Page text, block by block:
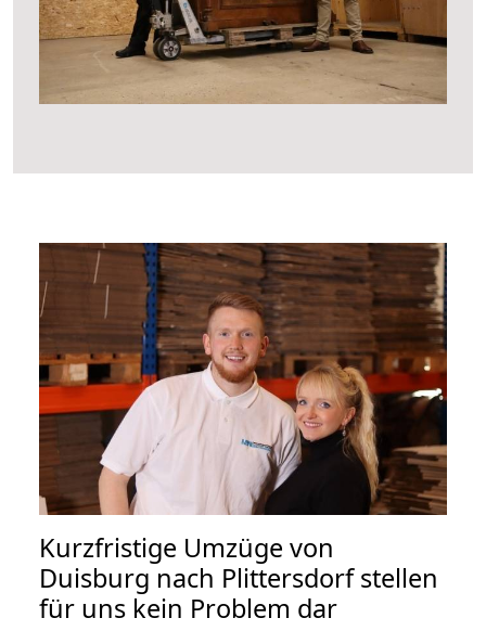
Kurzfristige Umzüge von
Duisburg nach Plittersdorf stellen
für uns kein Problem dar